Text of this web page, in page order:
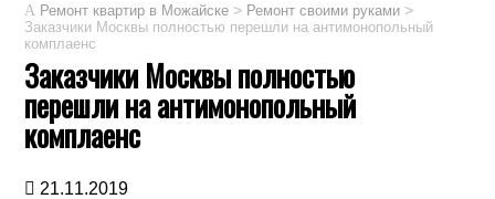
Ремонт квартир в Можайске > Ремонт своими руками >
Заказчики Москвы полностью перешли на антимонопольный
комплаенс
Заказчики Москвы полностью
перешли на антимонопольный
комплаенс
21.11.2019